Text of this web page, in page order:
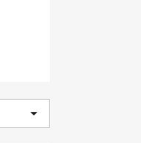
